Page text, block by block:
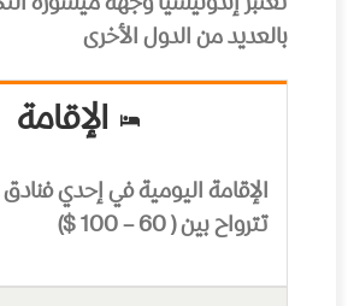
بالعديد من الدول الأخرى
الإقامة
الإقامة اليومية في إحدي فنادق
تترواح بين ( 60 – 100 $)